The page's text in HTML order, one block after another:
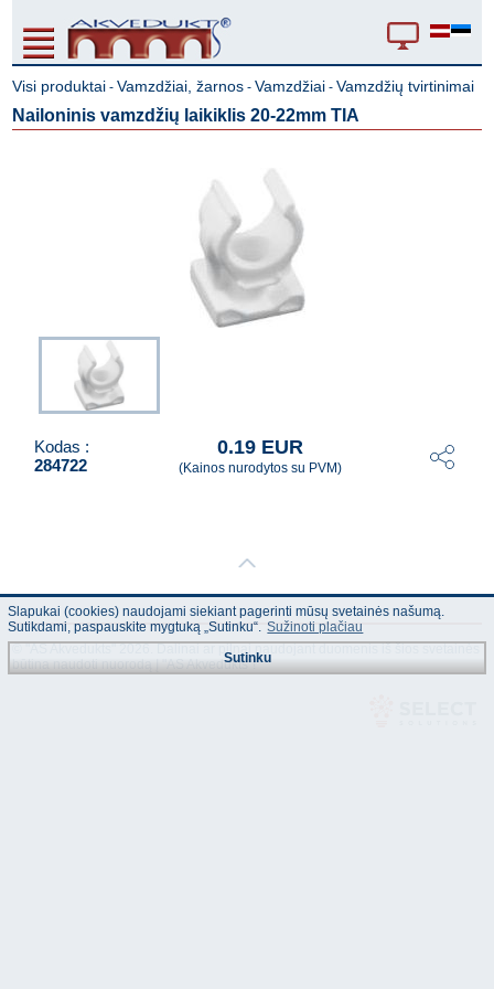
Visi produktai -Vamzdžiai, žarnos -Vamzdžiai -Vamzdžių tvirtinimai
Nailoninis vamzdžių laikiklis 20-22mm TIA
Kodas :
284722
0.19 EUR
(Kainos nurodytos su PVM)
© "AS Akvedukts" 2026. Dalinai ar pilnai naudojant duomenis iš šios svetainės
būtina naudoti nuorodą Į "AS Akvedukts"!
Slapukai (cookies) naudojami siekiant pagerinti mūsų svetainės našumą.
Sutikdami, paspauskite mygtuką „Sutinku“. Sužinoti plačiau
Sutinku